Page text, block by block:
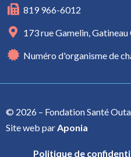
819 966-6012
173 rue Gamelin, Gatineau
Numéro d'organisme de
© 2026 – Fondation Santé
Site web par Aponia
Politique de